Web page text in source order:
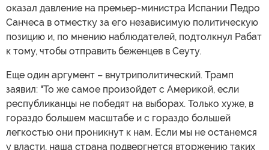
оказал давление на премьер-министра Испании Педро
Санчеса в отместку за его независимую политическую
позицию и, по мнению наблюдателей, подтолкнул Рабат
к тому, чтобы отправить беженцев в Сеуту.
Еще один аргумент – внутриполитический. Трамп
заявил: "То же самое произойдет с Америкой, если
республиканцы не победят на выборах. Только хуже, в
гораздо большем масштабе и с гораздо большей
легкостью они проникнут к нам. Если мы не останемся
у власти, наша страна подвергнется вторжению таких